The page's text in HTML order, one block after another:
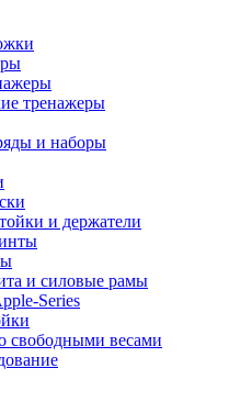
тренажеры
и наборы
и держатели
и силовые рамы
Series
свободными весами